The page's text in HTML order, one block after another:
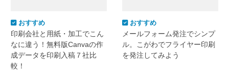
おすすめ
印刷会社と用紙・加工でこん
なに違う！無料版Canvaの作
成データを印刷入稿７社比
較！
おすすめ
メールフォーム発注でシンプ
ル。こがわでフライヤー印刷
を発注してみよう